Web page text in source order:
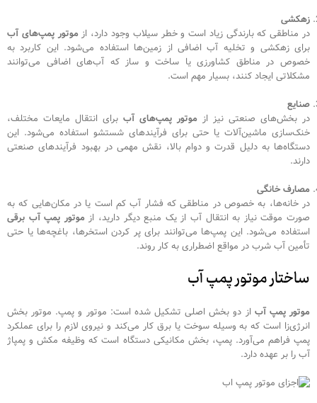
زهکشی
در مناطقی که بارندگی زیاد است و خطر سیلاب وجود دارد، ازموتور پمپ‌های آب
برای زهکشی و تخلیه آب اضافی از زمین‌ها استفاده می‌شود. این کاربرد به
خصوص در مناطق کشاورزی یا ساخت و ساز که آب‌های اضافی می‌توانند
مشکلاتی ایجاد کنند، بسیار مهم است.
صنایع
در بخش‌های صنعتی نیز از موتور پمپ‌های آب برای انتقال مایعات مختلف،
خنک‌سازی ماشین‌آلات یا حتی برای فرآیندهای شستشو استفاده می‌شود. این
دستگاه‌ها به دلیل قدرت و دوام بالا، نقش مهمی در بهبود فرآیندهای صنعتی
دارند.
مصارف خانگی
در خانه‌ها، به خصوص در مناطقی که فشار آب کم است یا در مکان‌هایی که به
صورت موقت نیاز به انتقال آب از یک منبع دیگر دارید، ازموتور پمپ آب برقی
استفاده می‌شود. این پمپ‌ها می‌توانند برای پر کردن استخرها، باغچه‌ها یا حتی
تأمین آب شرب در مواقع اضطراری به کار روند.
ساختار موتور پمپ آب
موتور پمپ آب از دو بخش اصلی تشکیل شده است: موتور و پمپ. موتور بخش
انرژی‌زا است که به وسیله سوخت یا برق کار می‌کند و نیروی لازم را برای عملکرد
پمپ فراهم می‌آورد. پمپ، بخش مکانیکی دستگاه است که وظیفه مکش و پمپاژ
آب را بر عهده دارد.